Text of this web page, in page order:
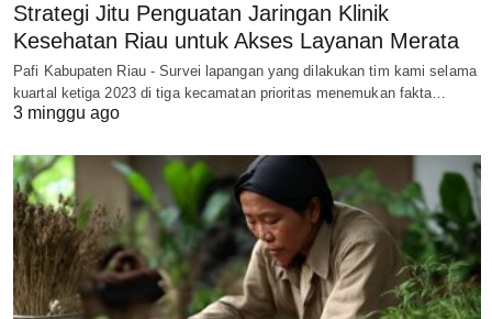
Strategi Jitu Penguatan Jaringan Klinik
Kesehatan Riau untuk Akses Layanan Merata
Pafi Kabupaten Riau - Survei lapangan yang dilakukan tim kami selama
kuartal ketiga 2023 di tiga kecamatan prioritas menemukan fakta…
3 minggu ago